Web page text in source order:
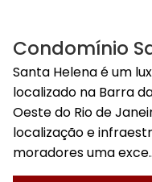
Condomínio
Santa Helena é um
localizado na Barra
Oeste do Rio de
localização e
moradores uma